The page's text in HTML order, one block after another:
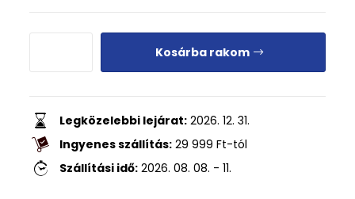
Kosárba rakom
Legközelebbi lejárat: 2026. 12. 31.
Ingyenes szállítás: 29 999 Ft-tól
Szállítási idő: 2026. 08. 08. - 11.